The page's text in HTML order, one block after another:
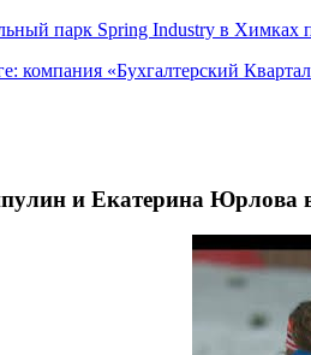
парк Spring Industry в
компания «Бухгалтерский
и Екатерина Юрлова